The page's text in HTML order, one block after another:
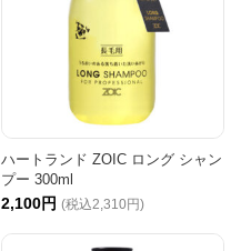
ハートランド ZOIC ロング シャン
プー 300ml
2,100円 (税込2,310円)